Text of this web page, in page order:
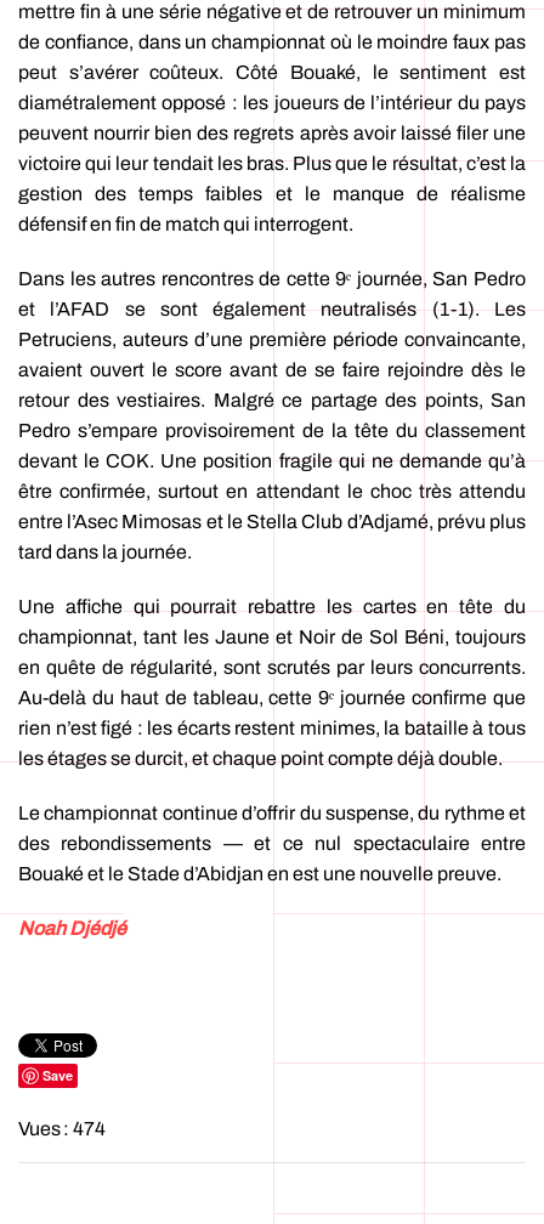
mettre fin à une série négative et de retrouver un minimum
de confiance, dans un championnat où le moindre faux pas
peut s’avérer coûteux. Côté Bouaké, le sentiment est
diamétralement opposé : les joueurs de l’intérieur du pays
peuvent nourrir bien des regrets après avoir laissé filer une
victoire qui leur tendait les bras. Plus que le résultat, c’est la
gestion des temps faibles et le manque de réalisme
défensif en fin de match qui interrogent.
Dans les autres rencontres de cette 9ᵉ journée, San Pedro
et l’AFAD se sont également neutralisés (1-1). Les
Petruciens, auteurs d’une première période convaincante,
avaient ouvert le score avant de se faire rejoindre dès le
retour des vestiaires. Malgré ce partage des points, San
Pedro s’empare provisoirement de la tête du classement
devant le COK. Une position fragile qui ne demande qu’à
être confirmée, surtout en attendant le choc très attendu
entre l’Asec Mimosas et le Stella Club d’Adjamé, prévu plus
tard dans la journée.
Une affiche qui pourrait rebattre les cartes en tête du
championnat, tant les Jaune et Noir de Sol Béni, toujours
en quête de régularité, sont scrutés par leurs concurrents.
Au-delà du haut de tableau, cette 9ᵉ journée confirme que
rien n’est figé : les écarts restent minimes, la bataille à tous
les étages se durcit, et chaque point compte déjà double.
Le championnat continue d’offrir du suspense, du rythme et
des rebondissements — et ce nul spectaculaire entre
Bouaké et le Stade d’Abidjan en est une nouvelle preuve.
Noah Djédjé
Save
Vues : 474